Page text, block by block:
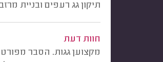
תיקון גג רעפים ובניית
חוות דעת
מקצוען גגות. הסבר